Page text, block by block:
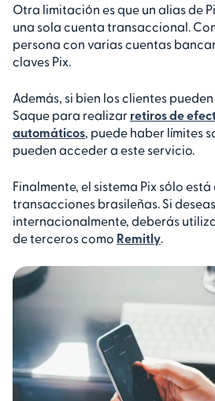
Otra limitación es que un alias de
una sola cuenta transaccional.
persona con varias cuentas
claves Pix.
Además, si bien los clientes
Saque para realizar retiros de
automáticos , puede haber límites
pueden acceder a este servicio.
Finalmente, el sistema Pix sólo
transacciones brasileñas. Si
internacionalmente, deberás
de terceros como Remitly